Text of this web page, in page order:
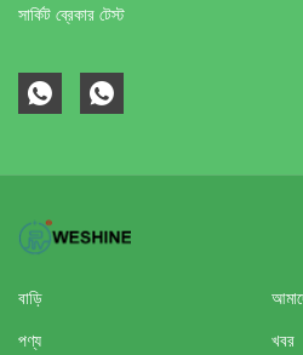
সার্কিট ব্রেকার টেস্ট
বাড়ি
পণ্য
খবর